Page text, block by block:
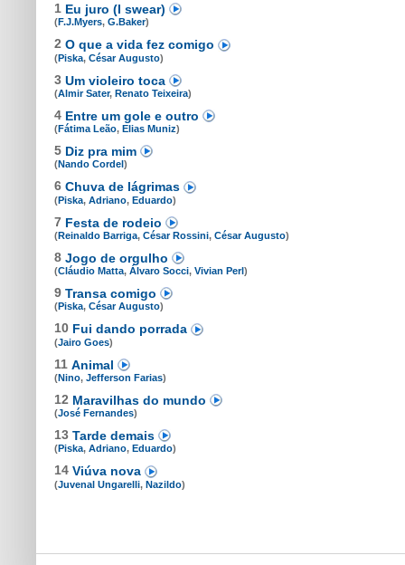
1 Eu juro (I swear)
(F.J.Myers, G.Baker)
2 O que a vida fez comigo
(Piska, César Augusto)
3 Um violeiro toca
(Almir Sater, Renato Teixeira)
4 Entre um gole e outro
(Fátima Leão, Elias Muniz)
5 Diz pra mim
(Nando Cordel )
6 Chuva de lágrimas
(Piska, Adriano, Eduardo)
7 Festa de rodeio
(Reinaldo Barriga, César Rossini, César Augusto)
8 Jogo de orgulho
(Cláudio Matta, Álvaro Socci, Vivian Perl)
9 Transa comigo
(Piska, César Augusto)
10 Fui dando porrada
(Jairo Goes)
11 Animal
(Nino, Jefferson Farias)
12 Maravilhas do mundo
(José Fernandes)
13 Tarde demais
(Piska, Adriano, Eduardo)
14 Viúva nova
(Juvenal Ungarelli, Nazildo)